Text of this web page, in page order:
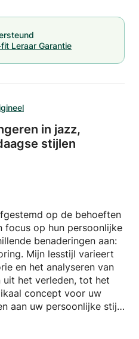
Leraar Garantie
in jazz,
stijlen
op de behoeften
focus op hun persoonlijke
benaderingen aan:
Mijn lesstijl varieert
en het analyseren van
het verleden, tot het
concept voor uw
aan uw persoonlijke stijl.